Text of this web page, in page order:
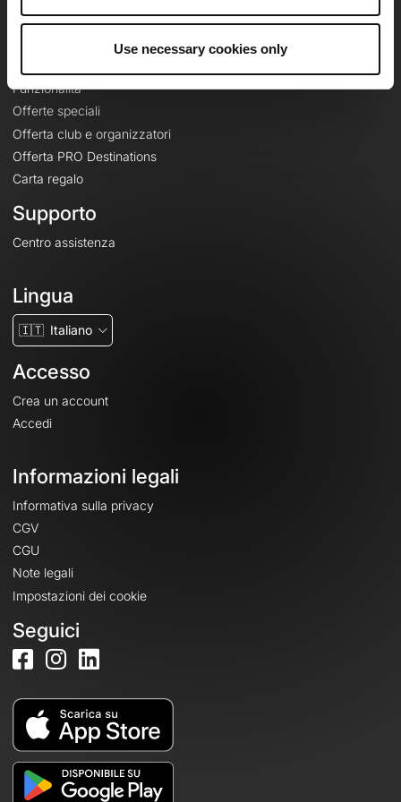
Use necessary cookies only
Funzionalità
Offerte speciali
Offerta club e organizzatori
Offerta PRO Destinations
Carta regalo
Supporto
Centro assistenza
Lingua
🇮🇹 Italiano
Accesso
Crea un account
Accedi
Informazioni legali
Informativa sulla privacy
CGV
CGU
Note legali
Impostazioni dei cookie
Seguici